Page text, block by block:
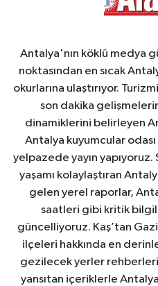
Antalya'nın köklü medya
noktasından en sıcak
okurlarına ulaştırıyor.
son dakika
dinamiklerini belirleyen
Antalya kuyumcular
yelpazede yayın
yaşamı kolaylaştıran
gelen yerel raporlar,
saatleri gibi kritik
güncelliyoruz. Kaş’tan
ilçeleri hakkında en
gezilecek yerler rehberleri
yansıtan içeriklerle